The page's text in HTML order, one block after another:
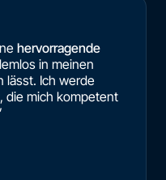
hervorragende
in meinen
lässt. Ich werde
die mich kompetent